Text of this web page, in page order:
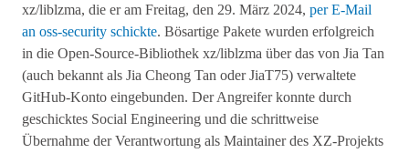
xz/liblzma, die er am Freitag, den 29. März 2024, per E-Mail
an oss-security schickte. Bösartige Pakete wurden erfolgreich
in die Open-Source-Bibliothek xz/liblzma über das von Jia Tan
(auch bekannt als Jia Cheong Tan oder JiaT75) verwaltete
GitHub-Konto eingebunden. Der Angreifer konnte durch
geschicktes Social Engineering und die schrittweise
Übernahme der Verantwortung als Maintainer des XZ-Projekts